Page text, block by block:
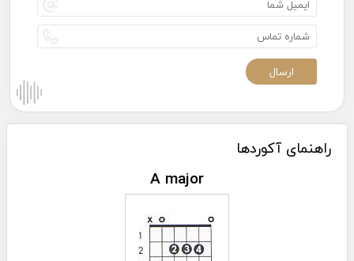
راهنمای آکوردها
A major